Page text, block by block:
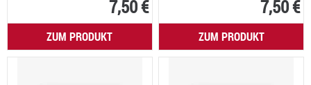
7,50 €
ZUM PRODUKT
7,50 €
ZUM PRODUKT